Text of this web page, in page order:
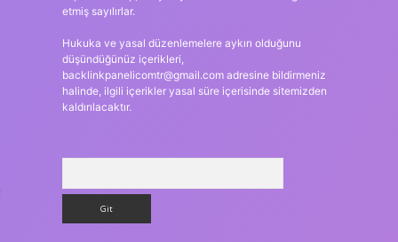
etmiş sayılırlar.
Hukuka ve yasal düzenlemelere aykırı olduğunu
düşündüğünüz içerikleri,
backlinkpanelicomtr@gmail.comadresine bildirmeniz
halinde, ilgili içerikler yasal süre içerisinde sitemizden
kaldırılacaktır.